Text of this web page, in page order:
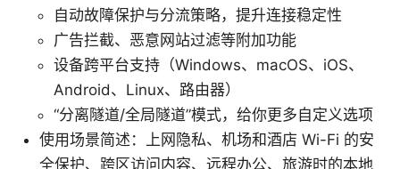
自动故障保护与分流策略，提升连接稳定性
广告拦截、恶意网站过滤等附加功能
设备跨平台支持（Windows、macOS、iOS、
Android、Linux、路由器）
“分离隧道/全局隧道”模式，给你更多自定义选项
使用场景简述：上网隐私、机场和酒店 Wi-Fi 的安
全保护、跨区访问内容、远程办公、旅游时的本地